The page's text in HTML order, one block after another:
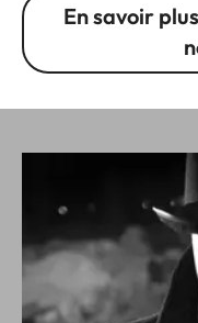
En savoir